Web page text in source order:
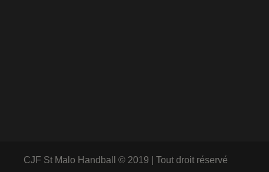
CJF St Malo Handball © 2019 | Tout droit réservé